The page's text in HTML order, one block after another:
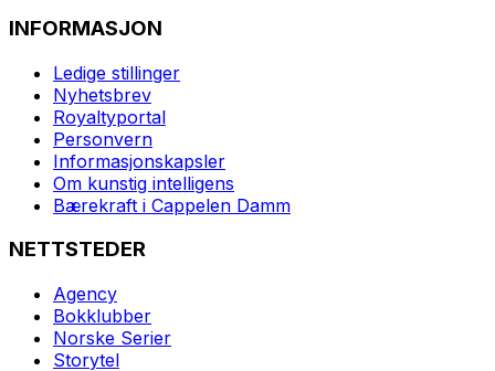
INFORMASJON
Ledige stillinger
Nyhetsbrev
Royaltyportal
Personvern
Informasjonskapsler
Om kunstig intelligens
Bærekraft i Cappelen Damm
NETTSTEDER
Agency
Bokklubber
Norske Serier
Storytel